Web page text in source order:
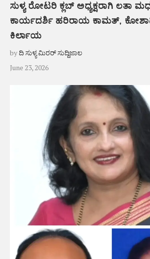
ಸುಳ್ಯ ರೋಟರಿ ಕ್ಲಬ್ ಅಧ್ಯಕ್ಷರಾಗಿ ಲತಾ
ಕಾರ್ಯದರ್ಶಿ ಹರಿರಾಯ ಕಾಮತ್,
ಕಿರ್ಲಾಯ
byದಿ ಸುಳ್ಯ ಮಿರರ್ ಸುದ್ದಿಜಾಲ
June 23, 2026